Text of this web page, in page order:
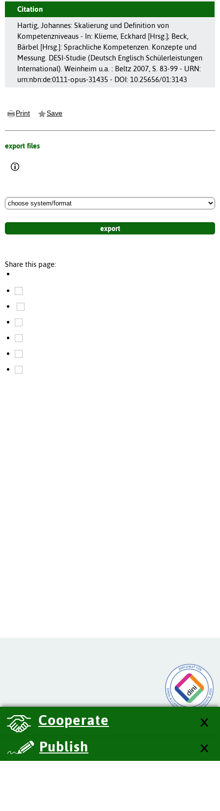
Citation
Hartig, Johannes: Skalierung und Definition von
Kompetenzniveaus - In: Klieme, Eckhard [Hrsg.]; Beck,
Bärbel [Hrsg.]: Sprachliche Kompetenzen. Konzepte und
Messung. DESI-Studie (Deutsch Englisch Schülerleistungen
International). Weinheim u.a. : Beltz 2007, S. 83-99 - URN:
urn:nbn:de:0111-opus-31435 - DOI: 10.25656/01:3143
Print Save
export files
Share this page:
Publish
Cooperate